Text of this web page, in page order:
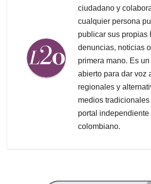
ciudadano y
cualquier persona
publicar sus propias
denuncias, noticias
primera mano. Es
abierto para dar voz
regionales y
medios
portal independiente
colombiano.